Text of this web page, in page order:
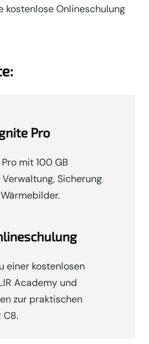
kostenlose Onlineschulung
Pro
mit 100 GB
Sicherung
einer kostenlosen
Academy und
zur praktischen
C8.